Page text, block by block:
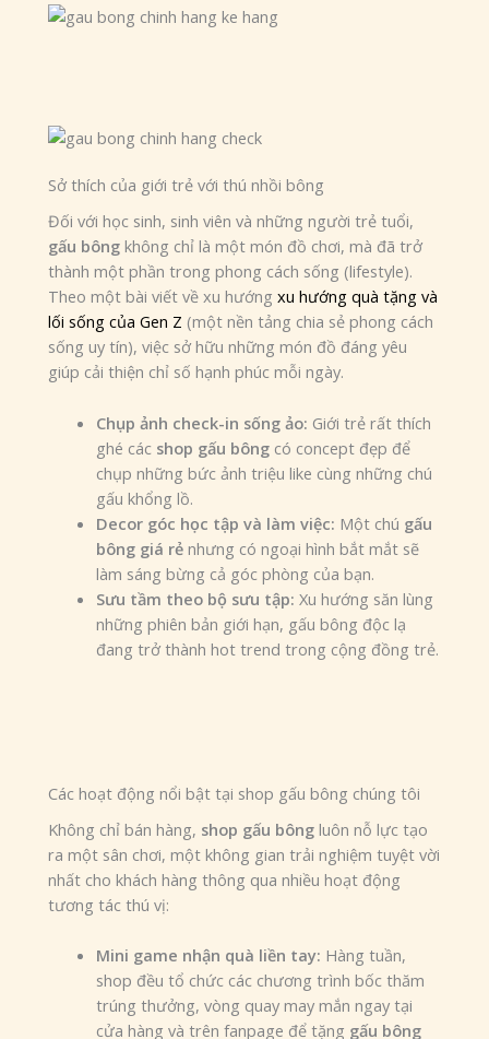
Sở thích của giới trẻ với thú nhồi bông
Đối với học sinh, sinh viên và những người trẻ tuổi,
gấu bông không chỉ là một món đồ chơi, mà đã trở
thành một phần trong phong cách sống (lifestyle).
Theo một bài viết về xu hướngxu hướng quà tặng và
lối sống của Gen Z (một nền tảng chia sẻ phong cách
sống uy tín), việc sở hữu những món đồ đáng yêu
giúp cải thiện chỉ số hạnh phúc mỗi ngày.
Chụp ảnh check-in sống ảo: Giới trẻ rất thích
ghé các shop gấu bông có concept đẹp để
chụp những bức ảnh triệu like cùng những chú
gấu khổng lồ.
Decor góc học tập và làm việc: Một chú gấu
bông giá rẻ nhưng có ngoại hình bắt mắt sẽ
làm sáng bừng cả góc phòng của bạn.
Sưu tầm theo bộ sưu tập: Xu hướng săn lùng
những phiên bản giới hạn, gấu bông độc lạ
đang trở thành hot trend trong cộng đồng trẻ.
Các hoạt động nổi bật tại shop gấu bông chúng tôi
Không chỉ bán hàng, shop gấu bông luôn nỗ lực tạo
ra một sân chơi, một không gian trải nghiệm tuyệt vời
nhất cho khách hàng thông qua nhiều hoạt động
tương tác thú vị:
Mini game nhận quà liền tay: Hàng tuần,
shop đều tổ chức các chương trình bốc thăm
trúng thưởng, vòng quay may mắn ngay tại
cửa hàng và trên fanpage để tặng gấu bông